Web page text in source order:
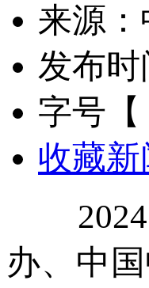
来源
发布时
字号【
收藏新
2024
办、中